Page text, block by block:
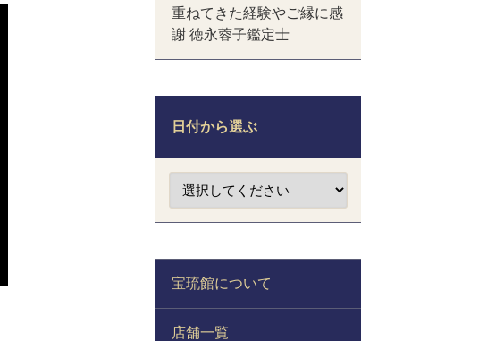
重ねてきた経験やご縁に感
謝 徳永蓉子鑑定士
日付から選ぶ
宝琉館について
店舗一覧